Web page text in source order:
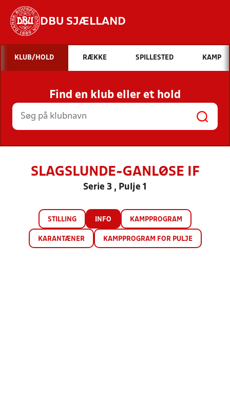
DBU SJÆLLAND
Hvad vil du søge efter?
INDHOLD OG NYHEDER
STILLINGER, RESULTATER, KLUBBER OG
HOLD
KLUB/HOLD RÆKKE SPILLESTED KAMP
Find en klub eller et hold
SLAGSLUNDE-GANLØSE IF
Serie 3 , Pulje 1
STILLING INFO KAMPPROGRAM
KARANTÆNER KAMPPROGRAM FOR PULJE